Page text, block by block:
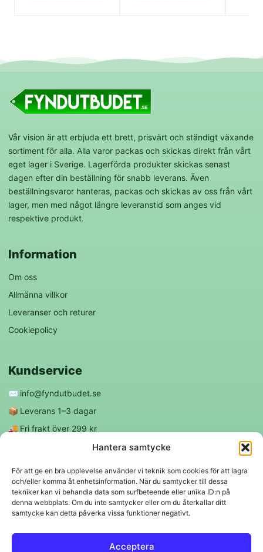
Hantera samtycke
För att ge en bra upplevelse använder vi teknik som cookies för att lagra
och/eller komma åt enhetsinformation. När du samtycker till dessa
tekniker kan vi behandla data som surfbeteende eller unika ID:n på
denna webbplats. Om du inte samtycker eller om du återkallar ditt
samtycke kan detta påverka vissa funktioner negativt.
Acceptera
Vår vision är att erbjuda ett brett, prisvärt och ständigt växande
sortiment för alla. Alla varor packas och skickas direkt från vårt
eget lager i Sverige. Lagerförda produkter skickas senast
dagen efter din beställning för snabb leverans. Även
beställningsvaror hanteras, packas och skickas av oss från vårt
lager, men med något längre leveranstid som anges vid
respektive produkt.
Information
Om oss
Allmänna villkor
Leveranser och returer
Cookiepolicy
Kundservice
✉️ info@fyndutbudet.se
📦 Leverans 1–3 dagar
🚚 Fri frakt över 299 kr
Följ oss
f ◎